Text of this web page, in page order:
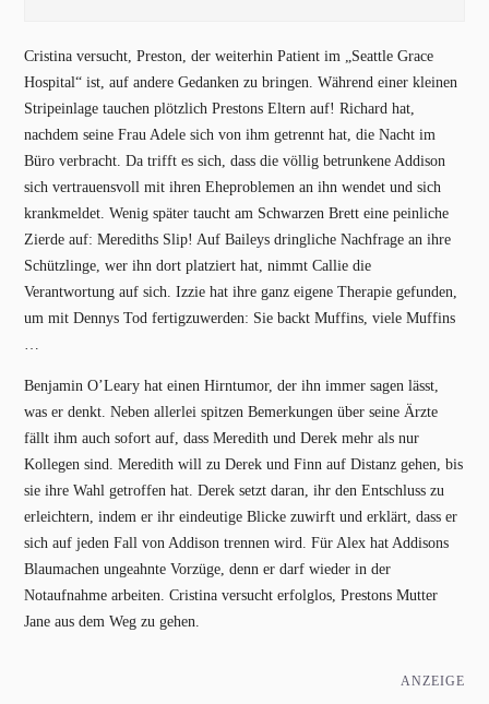
Cristina versucht, Preston, der weiterhin Patient im „Seattle Grace
Hospital“ ist, auf andere Gedanken zu bringen. Während einer kleinen
Stripeinlage tauchen plötzlich Prestons Eltern auf! Richard hat,
nachdem seine Frau Adele sich von ihm getrennt hat, die Nacht im
Büro verbracht. Da trifft es sich, dass die völlig betrunkene Addison
sich vertrauensvoll mit ihren Eheproblemen an ihn wendet und sich
krankmeldet. Wenig später taucht am Schwarzen Brett eine peinliche
Zierde auf: Merediths Slip! Auf Baileys dringliche Nachfrage an ihre
Schützlinge, wer ihn dort platziert hat, nimmt Callie die
Verantwortung auf sich. Izzie hat ihre ganz eigene Therapie gefunden,
um mit Dennys Tod fertigzuwerden: Sie backt Muffins, viele Muffins
…
Benjamin O’Leary hat einen Hirntumor, der ihn immer sagen lässt,
was er denkt. Neben allerlei spitzen Bemerkungen über seine Ärzte
fällt ihm auch sofort auf, dass Meredith und Derek mehr als nur
Kollegen sind. Meredith will zu Derek und Finn auf Distanz gehen, bis
sie ihre Wahl getroffen hat. Derek setzt daran, ihr den Entschluss zu
erleichtern, indem er ihr eindeutige Blicke zuwirft und erklärt, dass er
sich auf jeden Fall von Addison trennen wird. Für Alex hat Addisons
Blaumachen ungeahnte Vorzüge, denn er darf wieder in der
Notaufnahme arbeiten. Cristina versucht erfolglos, Prestons Mutter
Jane aus dem Weg zu gehen.
ANZEIGE